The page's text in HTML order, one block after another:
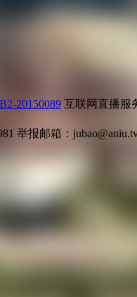
20150089 互联网直播服
举报邮箱：